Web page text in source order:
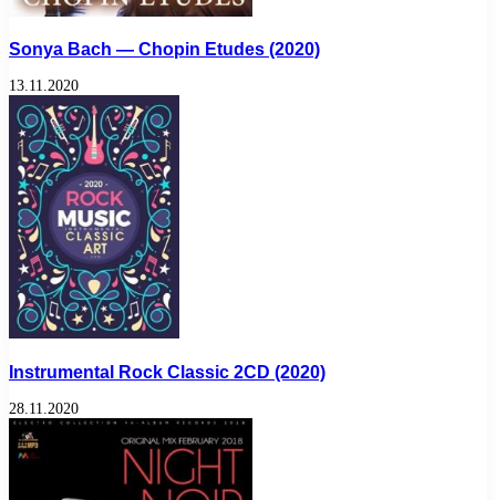
Sonya Bach — Chopin Etudes (2020)
13.11.2020
Instrumental Rock Classic 2CD (2020)
28.11.2020